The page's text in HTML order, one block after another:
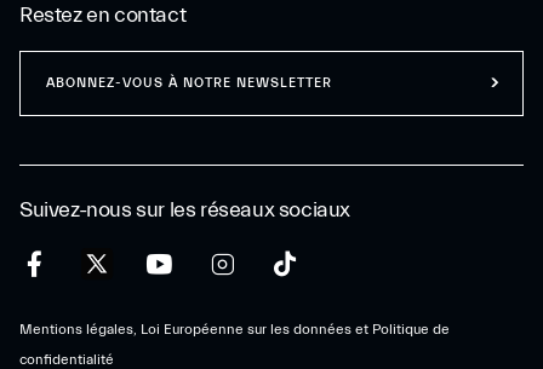
Suivez-nous sur les réseaux sociaux
Mentions légales, Loi Européenne sur les données et Politique de
confidentialité
Restez en contact
ABONNEZ-VOUS À NOTRE NEWSLETTER